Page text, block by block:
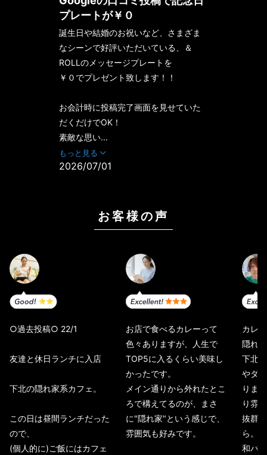
プレートが￥０
誕生日や結婚のお祝いなど、さまざま
なシーンで好評いただいている、＆
ROLLのメッセージプレートを
￥０でプレゼント致します！！
お会計時に投稿完了画面を見せていた
だくだけでOK！
素敵な思い...
もっと見る
2026/07/01
お客様の声
○過去投稿○ 22/1
友達と休日ランチに入店
下北の隠れ家系カフェ。
この日は昼間ランチだった
ので、
(個人的に)ご飯にはカフェ
お店で食べるカレーって
色々ありますが、人生で
TOP5に入るくらい美味し
かったです。
メイン通りから外れたとこ
ろで構えてるのが、まさ
に"隠れ家"という感じで、
雰囲気も好みです。
カレ
隠れ
下北
やダ
りま
り雰
抜群
ら。
和バ